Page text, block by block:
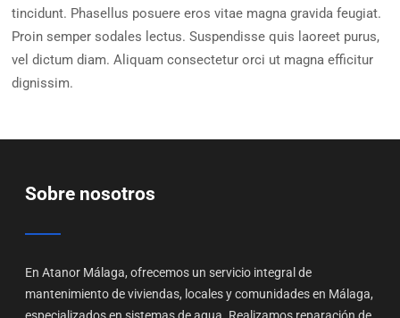
tincidunt. Phasellus posuere eros vitae magna gravida feugiat.
Proin semper sodales lectus. Suspendisse quis laoreet purus,
vel dictum diam. Aliquam consectetur orci ut magna efficitur
dignissim.
Sobre nosotros
En Atanor Málaga, ofrecemos un servicio integral de
mantenimiento de viviendas, locales y comunidades en Málaga,